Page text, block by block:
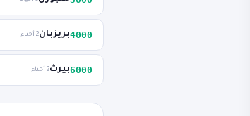
4000بريزبان2 أحياء
6000بيرث2 أحياء